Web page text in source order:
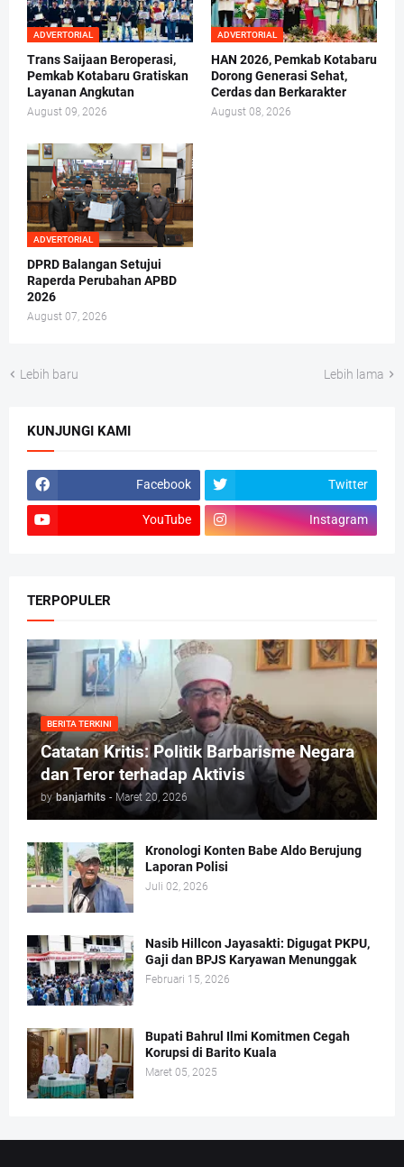
ADVERTORIAL
Trans Saijaan Beroperasi,
Pemkab Kotabaru Gratiskan
Layanan Angkutan
August 09, 2026
ADVERTORIAL
HAN 2026, Pemkab Kotabaru
Dorong Generasi Sehat,
Cerdas dan Berkarakter
August 08, 2026
ADVERTORIAL
DPRD Balangan Setujui
Raperda Perubahan APBD
2026
August 07, 2026
Lebih baru Lebih lama
KUNJUNGI KAMI
Facebook Twitter
YouTube Instagram
TERPOPULER
BERITA TERKINI
Catatan Kritis: Politik Barbarisme Negara
dan Teror terhadap Aktivis
by banjarhits - Maret 20, 2026
Kronologi Konten Babe Aldo Berujung
Laporan Polisi
Juli 02, 2026
Nasib Hillcon Jayasakti: Digugat PKPU,
Gaji dan BPJS Karyawan Menunggak
Februari 15, 2026
Bupati Bahrul Ilmi Komitmen Cegah
Korupsi di Barito Kuala
Maret 05, 2025